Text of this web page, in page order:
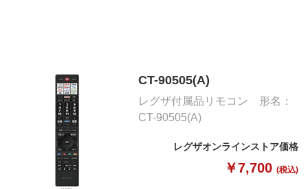
CT-90505(A)
レグザ付属品リモコン 形名：
CT-90505(A)
レグザオンラインストア価格
￥7,700 (税込)